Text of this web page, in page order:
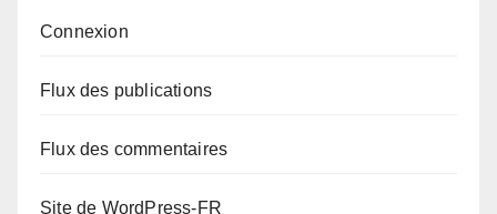
Connexion
Flux des publications
Flux des commentaires
Site de WordPress-FR